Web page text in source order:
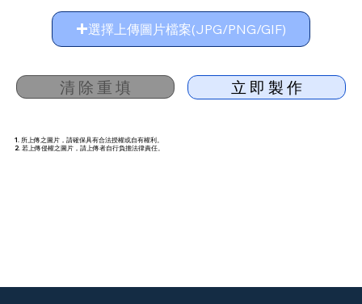
選擇上傳圖片檔案(JPG/PNG/GIF)
立 即 製 作
清 除 重 填
1. 所上傳之圖片，請確保具有合法授權或自有權利。
2. 若上傳侵權之圖片，請上傳者自行負擔法律責任。